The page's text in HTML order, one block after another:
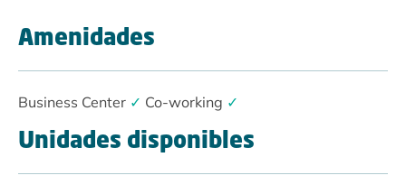
Amenidades
Business Center ✓ Co-working ✓
Unidades disponibles